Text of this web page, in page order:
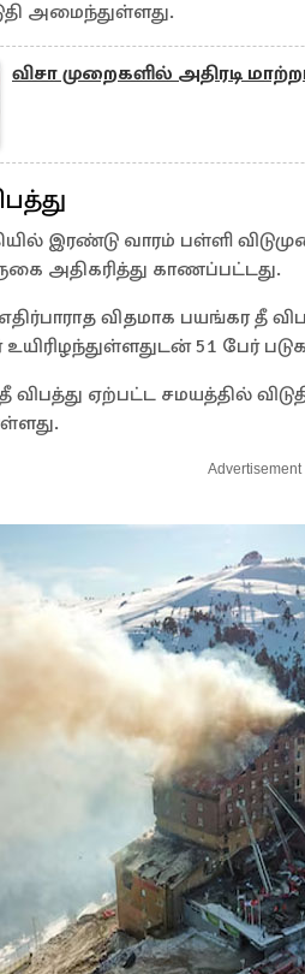
அமைந்துள்ளது.
விசா முறைகளில் அதிரடி
இரண்டு வாரம் பள்ளி
அதிகரித்து காணப்பட்டது.
விதமாக பயங்கர தீ
51 பேர்
ஏற்பட்ட சமயத்தில்
Advertisement